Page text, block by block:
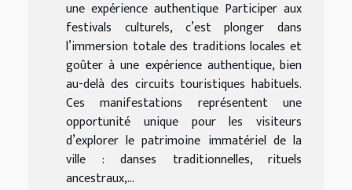
une expérience authentique Participer aux
festivals culturels, c’est plonger dans
l’immersion totale des traditions locales et
goûter à une expérience authentique, bien
au-delà des circuits touristiques habituels.
Ces manifestations représentent une
opportunité unique pour les visiteurs
d’explorer le patrimoine immatériel de la
ville : danses traditionnelles, rituels
ancestraux,...